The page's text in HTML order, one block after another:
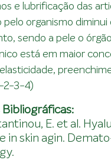
e lubrificação das
pelo organismo diminui
sendo a pele o
está em maior
2-3-4)
Bibliográficas:
E. et al.
in skin agin.